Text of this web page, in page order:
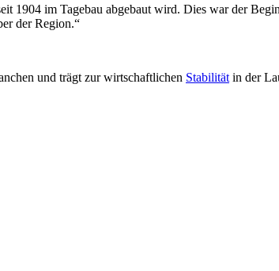
1904 im Tagebau abgebaut wird. Dies war der
der Region.“
und trägt zur wirtschaftlichen Stabilität in der